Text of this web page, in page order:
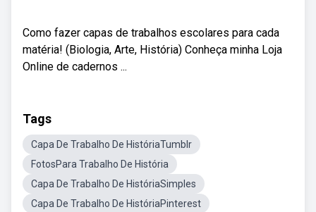
Como fazer capas de trabalhos escolares para cada
matéria! (Biologia, Arte, História) Conheça minha Loja
Online de cadernos ...
Tags
Capa De Trabalho De HistóriaTumblr
FotosPara Trabalho De História
Capa De Trabalho De HistóriaSimples
Capa De Trabalho De HistóriaPinterest